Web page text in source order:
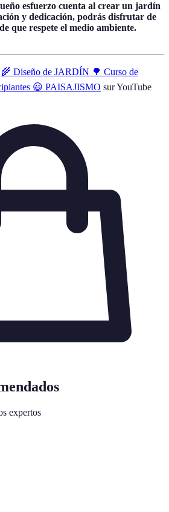
esfuerzo cuenta al crear un jardín
y dedicación, podrás disfrutar de
que respete el medio ambiente.
🌾 Diseño de JARDÍN 🌳 Curso de
😃 PAISAJISMO sur YouTube
expertos